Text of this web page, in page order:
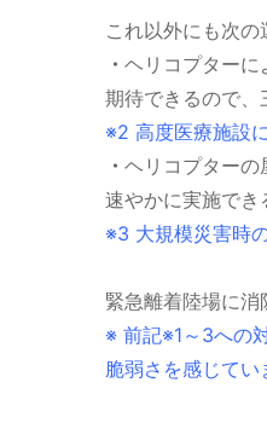
これ以外にも次の
・ ヘリコプターに
期待できるので、
※2 高度医療施設
・ ヘリコプター
速やかに実施でき
※3 大規模災害時
緊急離着陸場に
※ 前記※1～3への
脆弱さを感じてい